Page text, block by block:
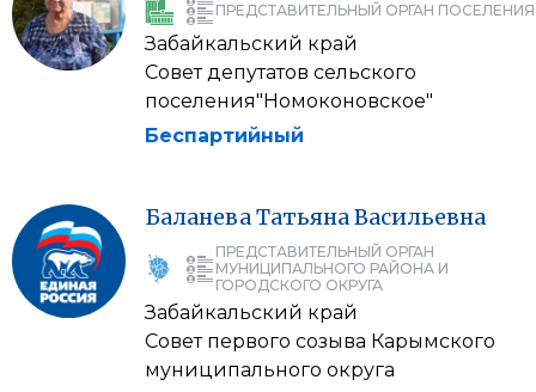
ПРЕДСТАВИТЕЛЬНЫЙ ОРГАН ПОСЕЛЕНИЯ
Забайкальский край
Совет депутатов сельского
поселения"Номоконовское"
Беспартийный
БаланеваТатьянаВасильевна
ПРЕДСТАВИТЕЛЬНЫЙ ОРГАН
МУНИЦИПАЛЬНОГО РАЙОНА И
ГОРОДСКОГО ОКРУГА
Забайкальский край
Совет первого созыва Карымского
муниципального округа